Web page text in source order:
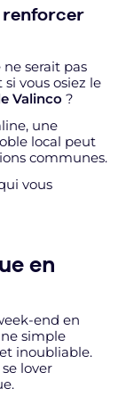
serait pas
vous osiez le
Valinco ?
une
local peut
communes.
vous
en
end en
simple
inoubliable.
lover